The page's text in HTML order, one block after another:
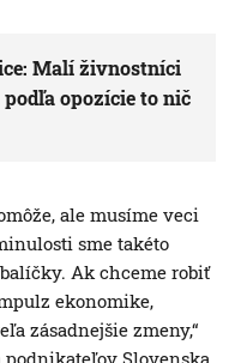
Malí živnostníci
opozície to nič
ale musíme veci
sme takéto
Ak chceme robiť
ekonomike,
zásadnejšie zmeny,“